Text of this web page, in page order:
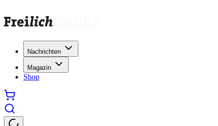
Nachrichten
Magazin
Shop